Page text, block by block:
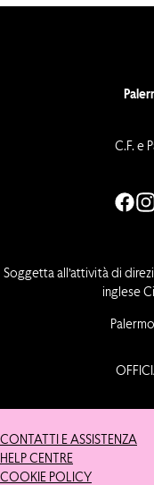
C.F. e
Soggetta all’attività di
inglese
CONTATTI E ASSISTENZA
HELP CENTRE
COOKIE POLICY